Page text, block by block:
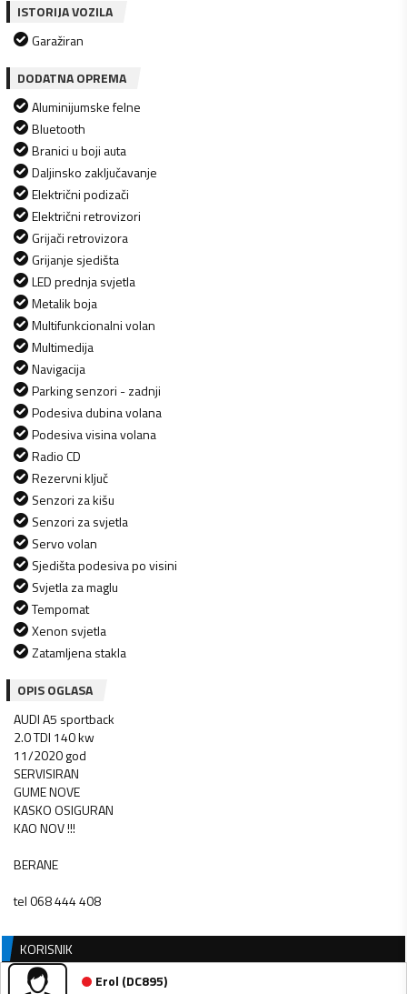
ISTORIJA VOZILA
Garažiran
DODATNA OPREMA
Aluminijumske felne
Bluetooth
Branici u boji auta
Daljinsko zaključavanje
Električni podizači
Električni retrovizori
Grijači retrovizora
Grijanje sjedišta
LED prednja svjetla
Metalik boja
Multifunkcionalni volan
Multimedija
Navigacija
Parking senzori - zadnji
Podesiva dubina volana
Podesiva visina volana
Radio CD
Rezervni ključ
Senzori za kišu
Senzori za svjetla
Servo volan
Sjedišta podesiva po visini
Svjetla za maglu
Tempomat
Xenon svjetla
Zatamljena stakla
OPIS OGLASA
AUDI A5 sportback
2.0 TDI 140 kw
11/2020 god
SERVISIRAN
GUME NOVE
KASKO OSIGURAN
KAO NOV !!!
BERANE
tel 068 444 408
KORISNIK
Erol (DC895)